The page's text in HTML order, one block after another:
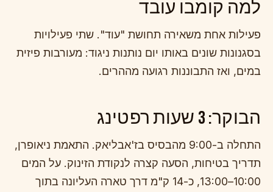
למה קומבו עובד
פעילות אחת משאירה תחושת "עוד". שתי פעילויות
בסגנונות שונים באותו יום נותנות ניגוד: מעורבות פיזית
במים, ואז התבוננות רגועה מההרים.
הבוקר: 3 שעות רפטינג
התחלה ב-9:00 מהבסיס בז'אבליאק. התאמת ניאופרן,
תדריך בטיחות, הסעה קצרה לנקודת הזינוק. על המים
10:00–13:00, כ-14 ק"מ דרך טארה העליונה בתוך